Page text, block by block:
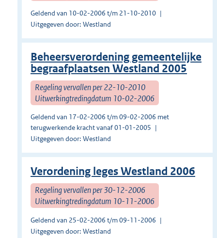
Geldend van 10-02-2006 t/m 21-10-2010
Uitgegeven door: Westland
Beheersverordening gemeentelijke
begraafplaatsen Westland 2005
Regeling vervallen per 22-10-2010
Uitwerkingtredingdatum 10-02-2006
Geldend van 17-02-2006 t/m 09-02-2006 met
terugwerkende kracht vanaf 01-01-2005
Uitgegeven door: Westland
Verordening leges Westland 2006
Regeling vervallen per 30-12-2006
Uitwerkingtredingdatum 10-11-2006
Geldend van 25-02-2006 t/m 09-11-2006
Uitgegeven door: Westland